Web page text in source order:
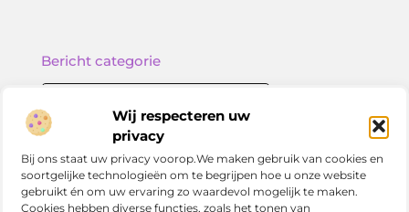
Wij respecteren uw
privacy
Bij ons staat uw privacy voorop.We maken gebruik van cookies en
soortgelijke technologieën om te begrijpen hoe u onze website
gebruikt én om uw ervaring zo waardevol mogelijk te maken.
Cookies hebben diverse functies, zoals het tonen van
Onze informatie
Bericht categorie